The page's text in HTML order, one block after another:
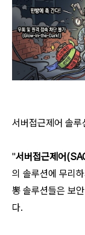
서버접근제어 솔
"서버접근제어
의 솔루션에 무리
뽕 솔루션들은 보
다.